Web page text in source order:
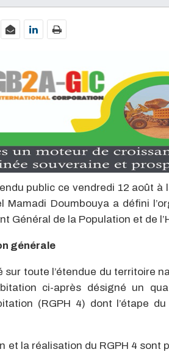
public ce vendredi 12 août
Mamadi Doumbouya a défini
Général de la Population et de
générale
sur toute l’étendue du territoire
ci-après désigné un
(RGPH 4) dont l’étape
et la réalisation du RGPH 4 sont